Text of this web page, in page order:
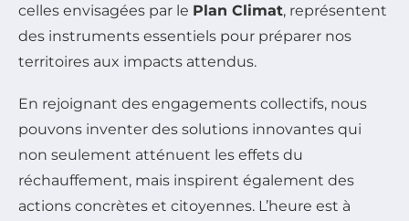
celles envisagées par le Plan Climat, représentent
des instruments essentiels pour préparer nos
territoires aux impacts attendus.
En rejoignant des engagements collectifs, nous
pouvons inventer des solutions innovantes qui
non seulement atténuent les effets du
réchauffement, mais inspirent également des
actions concrètes et citoyennes. L’heure est à